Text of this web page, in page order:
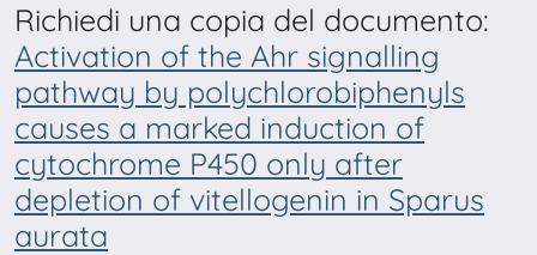
Richiedi una copia del documento:
Activation of the Ahr signalling
pathway by polychlorobiphenyls
causes a marked induction of
cytochrome P450 only after
depletion of vitellogenin in Sparus
aurata